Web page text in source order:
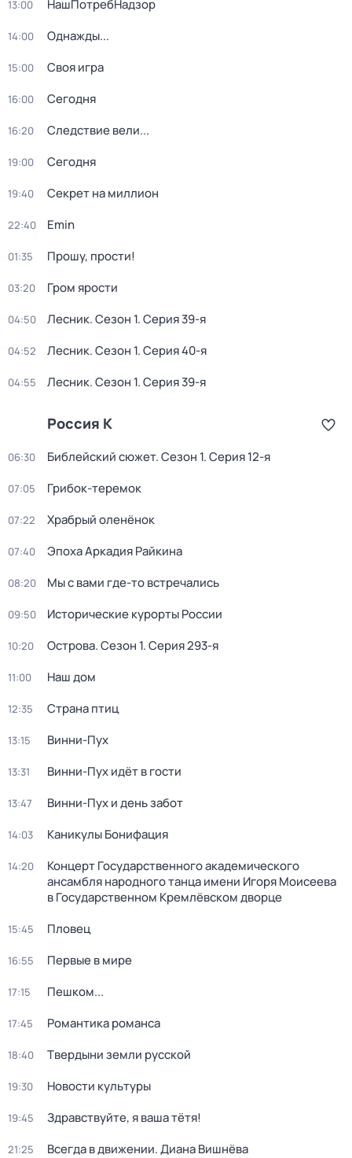
13:00 НашПотребНадзор
14:00 Однажды...
15:00 Своя игра
16:00 Сегодня
16:20 Следствие вели...
19:00 Сегодня
19:40 Секрет на миллион
22:40 Emin
01:35 Прошу, прости!
03:20 Гром ярости
04:50 Лесник. Сезон 1. Серия 39-я
04:52 Лесник. Сезон 1. Серия 40-я
04:55 Лесник. Сезон 1. Серия 39-я
Россия К
06:30 Библейский сюжет. Сезон 1. Серия 12-я
07:05 Грибок-теремок
07:22 Храбрый оленёнок
07:40 Эпоха Аркадия Райкина
08:20 Мы с вами где-то встречались
09:50 Исторические курорты России
10:20 Острова. Сезон 1. Серия 293-я
11:00 Наш дом
12:35 Страна птиц
13:15 Винни-Пух
13:31 Винни-Пух идёт в гости
13:47 Винни-Пух и день забот
14:03 Каникулы Бонифация
14:20
Концерт Государственного академического
ансамбля народного танца имени Игоря Моисеева
в Государственном Кремлёвском дворце
15:45 Пловец
16:55 Первые в мире
17:15 Пешком...
17:45 Романтика романса
18:40 Твердыни земли русской
19:30 Новости культуры
19:45 Здравствуйте, я ваша тётя!
21:25 Всегда в движении. Диана Вишнёва